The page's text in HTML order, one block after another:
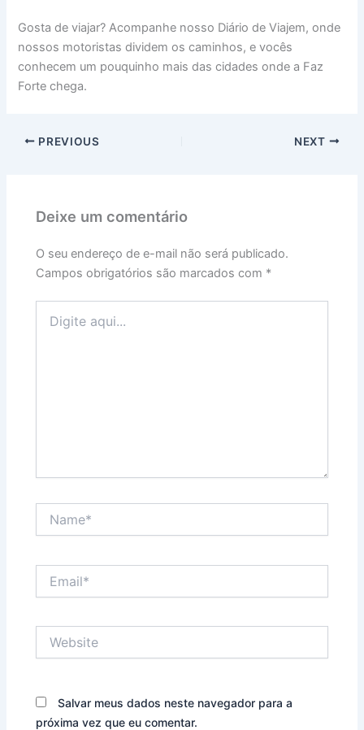
Gosta de viajar? Acompanhe nosso Diário de Viajem, onde
nossos motoristas dividem os caminhos, e vocês
conhecem um pouquinho mais das cidades onde a Faz
Forte chega.
PREVIOUS NEXT
Deixe um comentário
O seu endereço de e-mail não será publicado.
Campos obrigatórios são marcados com *
aqui...
Salvar meus dados neste navegador para a
próxima vez que eu comentar.